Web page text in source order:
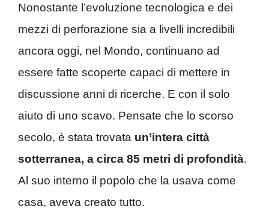
Nonostante l’evoluzione tecnologica e dei
mezzi di perforazione sia a livelli incredibili
ancora oggi, nel Mondo, continuano ad
essere fatte scoperte capaci di mettere in
discussione anni di ricerche. E con il solo
aiuto di uno scavo. Pensate che lo scorso
secolo, è stata trovata un’intera città
sotterranea, a circa 85 metri di profondità.
Al suo interno il popolo che la usava come
casa, aveva creato tutto.